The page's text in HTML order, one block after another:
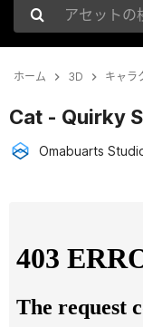
アセットの検索
ホーム 3D キャラ
Cat - Quirky
Omabuarts